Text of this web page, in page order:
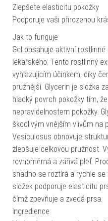
Zlepšete elasticitu pokožky
Podporuje vaši přirozenou
Jak to funguje
Gel obsahuje aktivní
lékařského. Tento rostlinný
vyhlazujícím účinkem, díky
pružnější. Glycerin je složka
hladký povrch pokožky tím,
nepravidelnostem pokožky.
škodlivým vnějším vlivům na
Vesiculosus obnovuje
zlepšuje celkovou pružnost.
rovnoměrná a zářivá pleť.
snadno se roztírá a rychle
složek podporuje elasticitu
čímž zpevňuje a zvedá prsa.
Ingredience